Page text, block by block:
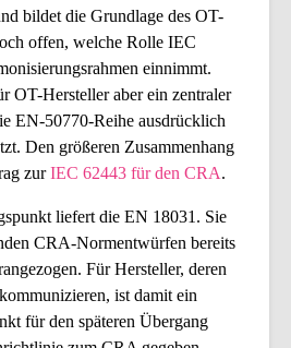
bildet die Grundlage des OT-
offen, welche Rolle IEC
einnimmt.
OT-Hersteller aber ein zentraler
EN-50770-Reihe ausdrücklich
Den größeren Zusammenhang
zurIEC 62443 für den CRA.
liefert die EN 18031. Sie
CRA-Normentwürfen bereits
Für Hersteller, deren
ist damit ein
für den späteren Übergang